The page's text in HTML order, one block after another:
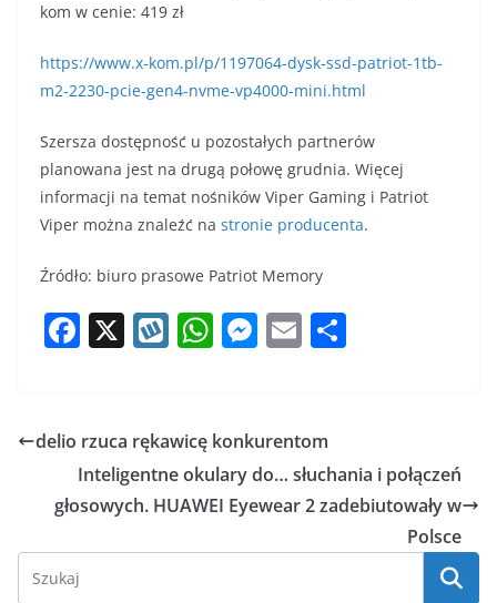
kom w cenie: 419 zł
https://www.x-kom.pl/p/1197064-dysk-ssd-patriot-1tb-
m2-2230-pcie-gen4-nvme-vp4000-mini.html
Szersza dostępność u pozostałych partnerów
planowana jest na drugą połowę grudnia. Więcej
informacji na temat nośników Viper Gaming i Patriot
Viper można znaleźć na stronie producenta.
Źródło: biuro prasowe Patriot Memory
F
e
b
o
o
X W
o
p
W
s
A
p
p
M
e
n
g
er
E
l
delio rzuca rękawicę konkurentom
Inteligentne okulary do… słuchania i połączeń
głosowych. HUAWEI Eyewear 2 zadebiutowały w
Polsce